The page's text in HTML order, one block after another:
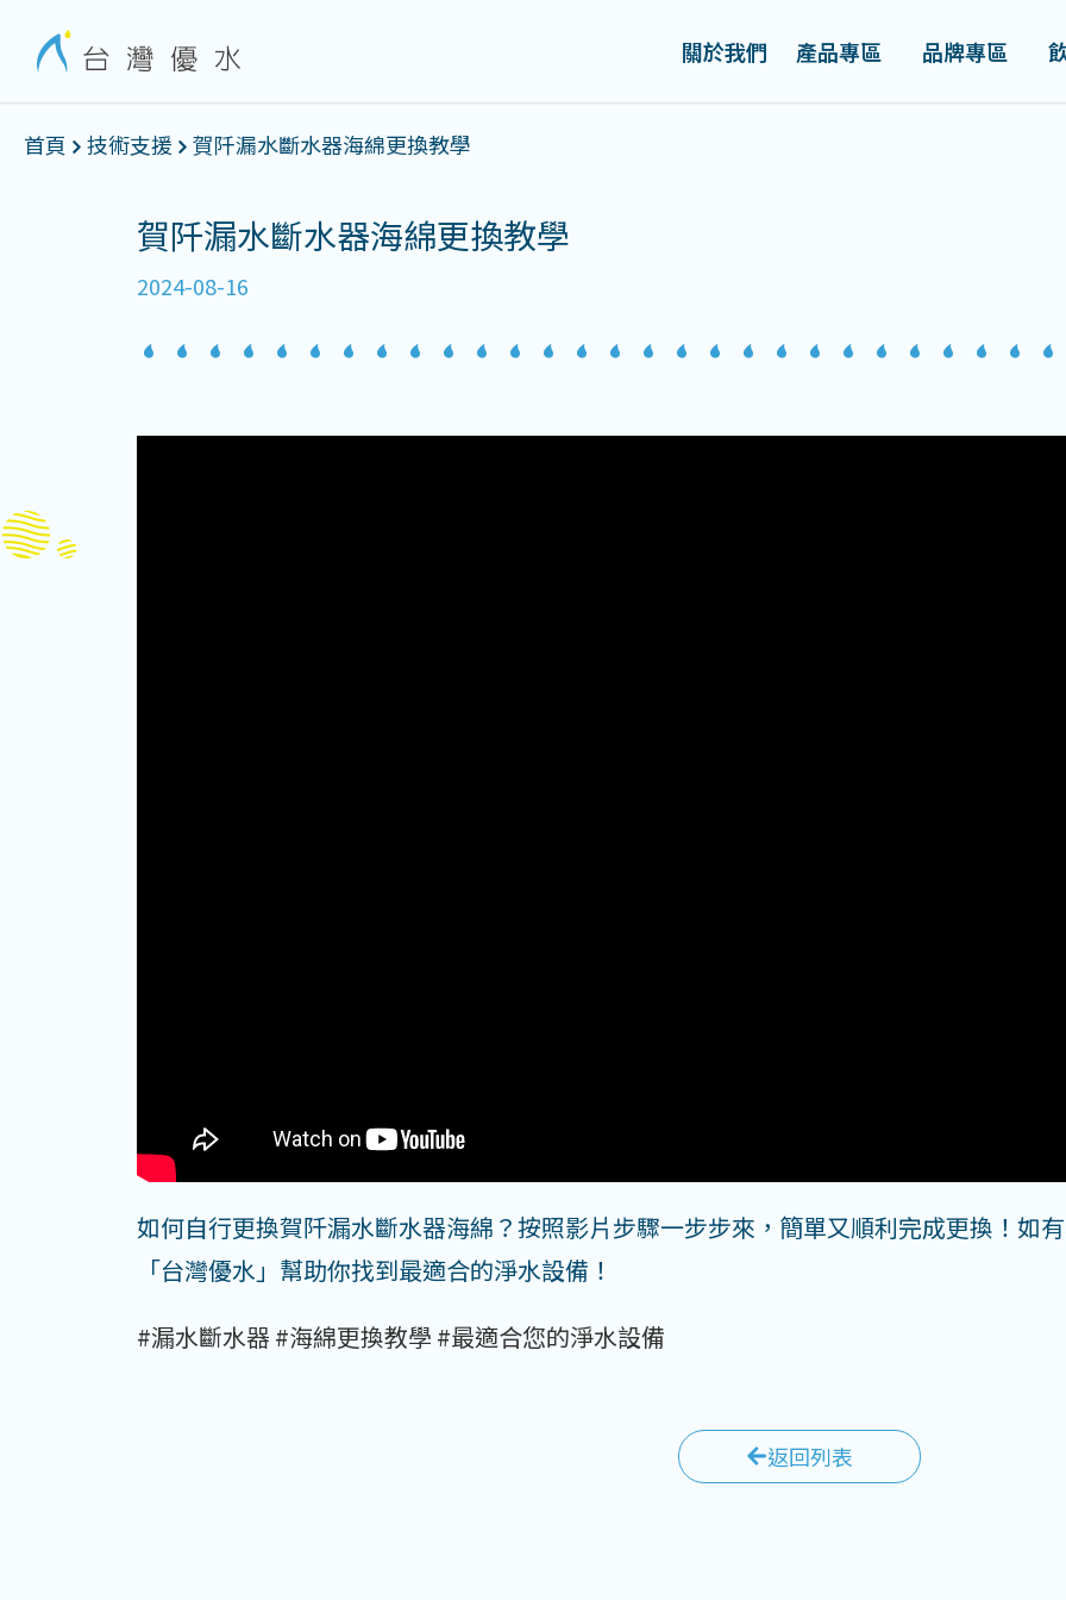
關於我們 產品專區 品牌專區
首頁 技術支援 賀阡漏水斷水器海綿更換教學
賀阡漏水斷水器海綿更換教學
2024-08-16
如何自行更換賀阡漏水斷水器海綿？按照影片步驟一步步來，簡單又順利完成更換！如
「台灣優水」幫助你找到最適合的淨水設備！
#漏水斷水器 #海綿更換教學 #最適合您的淨水設備
返回列表